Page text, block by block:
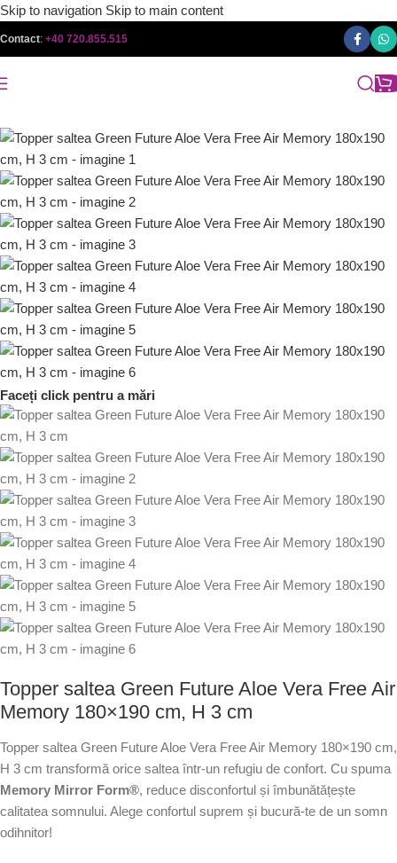
Skip to navigation Skip to main content
Contact: +40 720.855.515
Faceți click pentru a mări
Topper saltea Green Future Aloe Vera Free Air
Memory 180×190 cm, H 3 cm
Topper saltea Green Future Aloe Vera Free Air Memory 180×190 cm,
H 3 cm transformă orice saltea într-un refugiu de confort. Cu spuma
Memory Mirror Form®, reduce disconfortul și îmbunătățește
calitatea somnului. Alege confortul suprem și bucură-te de un somn
odihnitor!